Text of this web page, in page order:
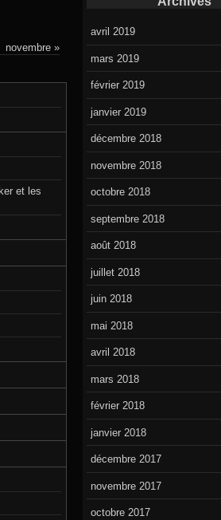
novembre »
et les
avril 2019
mars 2019
février 2019
janvier 2019
décembre 2018
novembre 2018
octobre 2018
septembre 2018
août 2018
juillet 2018
juin 2018
mai 2018
avril 2018
mars 2018
février 2018
janvier 2018
décembre 2017
novembre 2017
octobre 2017